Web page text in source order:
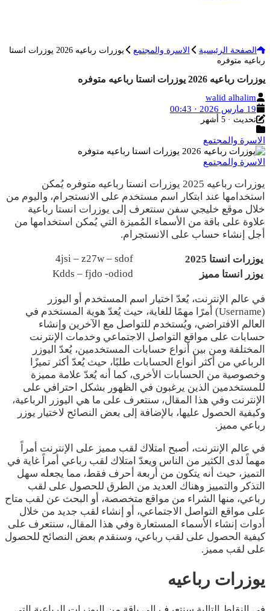
الصفحة الرئيسية الاسرة والمجتمع
يوزرات رباعيه 2026 يوزرات انستا
رباعيه متوفره
يوزرات رباعيه 2026 يوزرات انستا رباعيه متوفره
الكاتب
walid alhalim
تاريخ
النشر
19 مارس 2026 · 00:43
آخر
تحديث · 5 أشهر
الاسرة والمجتمع
الاسرة والمجتمع
يوزرات رباعيه 2025 يوزرات انستا رباعيه متوفره يُمكن
استخدامها عند ابتكار اسم مستخدم على الانستجرام، واليوم من
خلال موقع خليجي سفن سنتعرف إلى يوزرات انستا رباعية
علاوة على باقة من الأسماء المُميزة التي يُمكن استخدامها من
أجل إنشاء حساب على الانستجرام.
يوزرات انستا 2025
4jsi – z27w – sdof
يوزر انستا مميز
Kdds – fjdo -odiod
في عالم الإنترنت، يُعدّ اختيار اسم المستخدم أو اليوزر
(Username) أمرًا مهمًا للغاية، حيث يُعدّ هوية المستخدم في
العالم الافتراضي، ويُستخدم للتواصل مع الآخرين وإنشاء
حسابات على مواقع التواصل الاجتماعي وخدمات الإنترنت
المختلفة ومن بين أنواع حسابات المستخدمين، يُعدّ اليوزر
الرباعي من أكثر أنواع الحسابات طلبًا، حيث يُعدّ أكثر تميزًا
وخصوصية من الحسابات الأخرى، كما أنه يُعدّ علامة مميزة
للمستخدمين الذين يرغبون في الظهور بشكل احترافي على
الإنترنت وفي هذا المقال، سنتعرف على ما هي اليوزر الرباعية،
وكيفية الحصول عليها، بالإضافة إلى بعض النصائح لاختيار يوزر
رباعي مميز.
في عالم الإنترنت، أصبح امتلاك لقب مميز على الإنترنت أمراً
مهماً لدى الكثير من الناس ويعدّ امتلاك لقب رباعي أمراً غاية في
التميز، حيث أنه يتكون من أربعة أحرف فقط، مما يجعله سهل
التذكر والتمييز وهناك العديد من الطرق للحصول على لقب
رباعي، منها الشراء من مواقع متخصصة، أو البحث عن لقب متاح
على مواقع التواصل الاجتماعي، أو إنشاء لقب جديد من خلال
أدوات إنشاء الأسماء المستعارة وفي هذا المقال، سنتعرف على
كيفية الحصول على لقب رباعي، وسنقدم بعض النصائح للحصول
على لقب مميز.
يوزرات رباعيه